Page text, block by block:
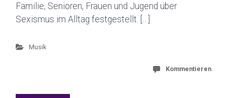
Familie, Senioren, Frauen und Jugend über
Sexismus im Alltag festgestellt. […]
Musik
Kommentieren